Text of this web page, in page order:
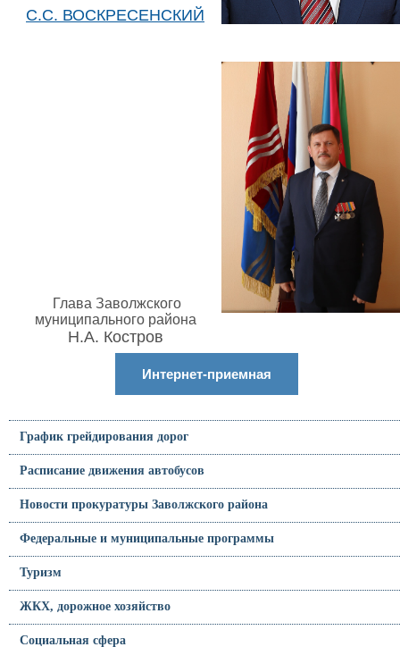
С.С. ВОСКРЕСЕНСКИЙ
Глава Заволжского
муниципального района
Н.А. Костров
Интернет-приемная
График грейдирования дорог
Расписание движения автобусов
Новости прокуратуры Заволжского района
Федеральные и муниципальные программы
Туризм
ЖКХ, дорожное хозяйство
Социальная сфера